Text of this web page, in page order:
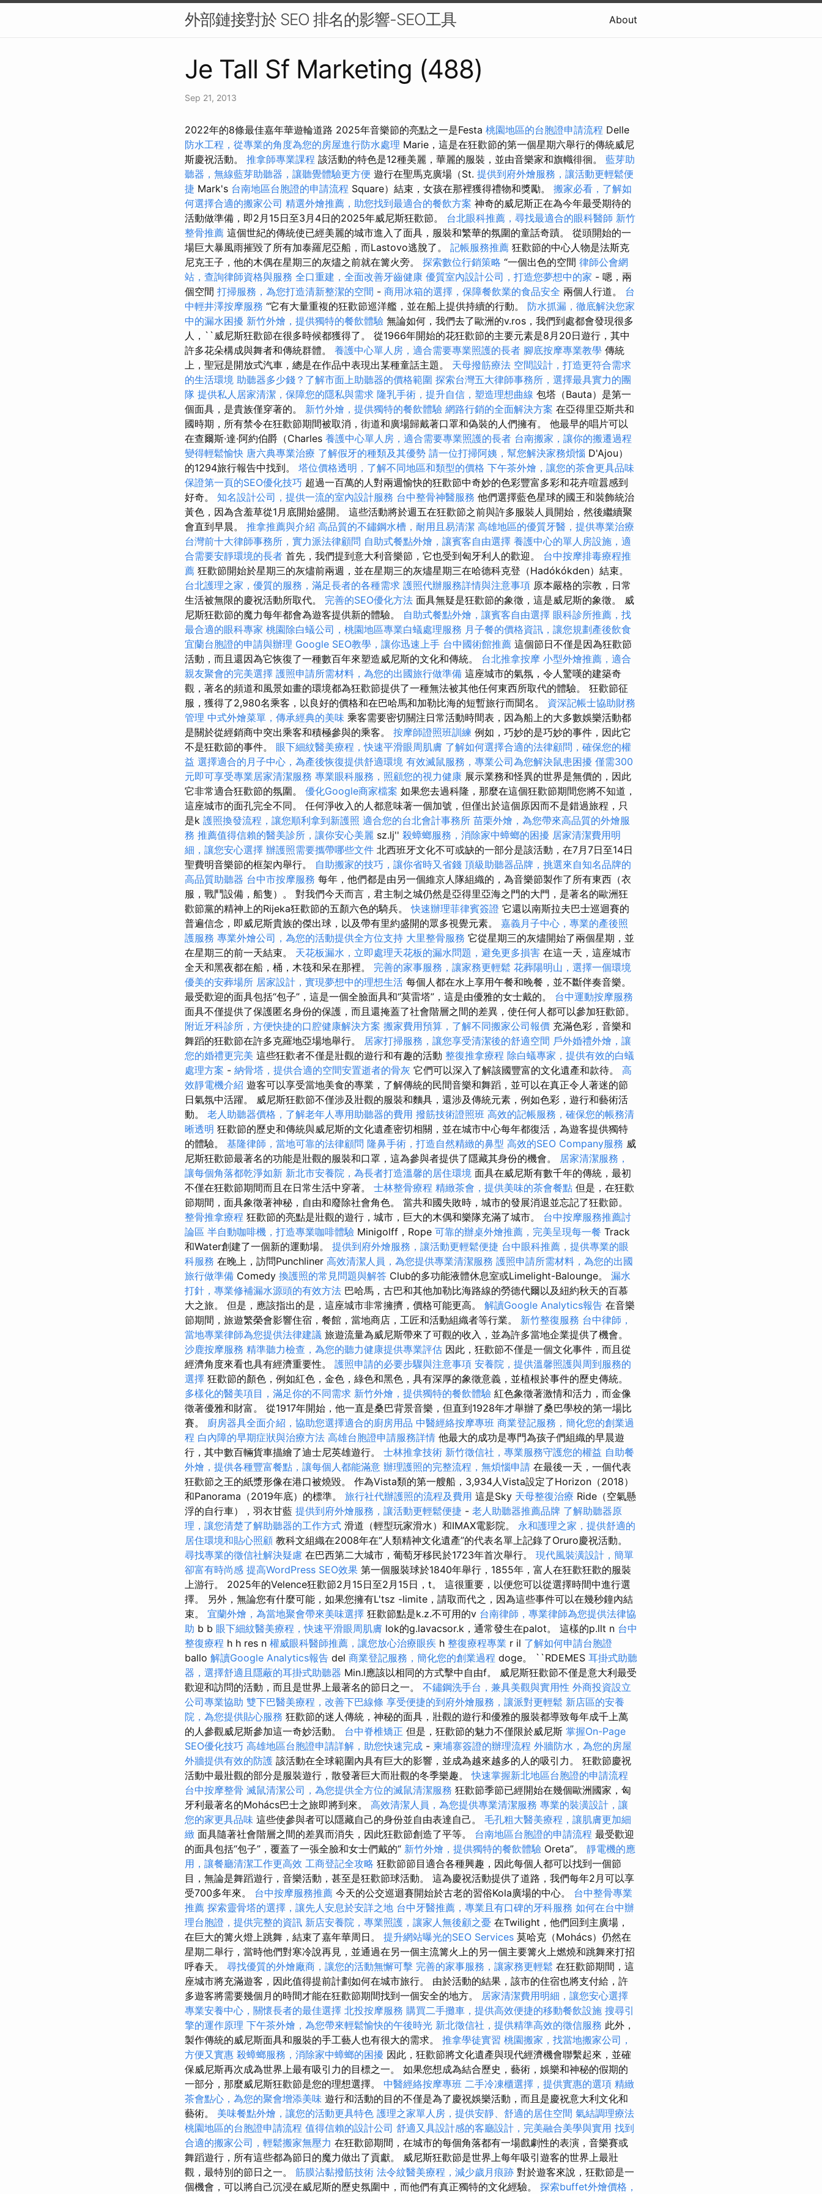
外部鏈接對於 SEO 排名的影響-SEO工具 About
Je Tall Sf Marketing (488)
Sep 21, 2013
2022年的8條最佳嘉年華遊輪道路 2025年音樂節的亮點之一是Festa 桃園地區的台胞證申請流程 Delle
防水工程，從專業的角度為您的房屋進行防水處理 Marie，這是在狂歡節的第一個星期六舉行的傳統威尼
斯慶祝活動。 推拿師專業課程 該活動的特色是12種美麗，華麗的服裝，並由音樂家和旗幟徘徊。 藍芽助
聽器，無線藍芽助聽器，讓聽覺體驗更方便 遊行在聖馬克廣場（St. 提供到府外燴服務，讓活動更輕鬆便
捷 Mark's 台南地區台胞證的申請流程 Square）結束，女孩在那裡獲得禮物和獎勵。 搬家必看，了解如
何選擇合適的搬家公司 精選外燴推薦，助您找到最適合的餐飲方案 神奇的威尼斯正在為今年最受期待的
活動做準備，即2月15日至3月4日的2025年威尼斯狂歡節。 台北眼科推薦，尋找最適合的眼科醫師 新竹
整骨推薦 這個世紀的傳統使已經美麗的城市進入了面具，服裝和繁華的氛圍的童話奇蹟。 從頭開始的一
場巨大暴風雨摧毀了所有加泰羅尼亞船，而Lastovo逃脫了。 記帳服務推薦 狂歡節的中心人物是法斯克
尼克王子，他的木偶在星期三的灰燼之前就在篝火旁。 探索數位行銷策略 “一個出色的空間 律師公會網
站，查詢律師資格與服務 全口重建，全面改善牙齒健康 優質室內設計公司，打造您夢想中的家 - 嗯，兩
個空間 打掃服務，為您打造清新整潔的空間 - 商用冰箱的選擇，保障餐飲業的食品安全 兩個人行道。 台
中輕井澤按摩服務 “它有大量重複的狂歡節巡洋艦，並在船上提供持續的行動。 防水抓漏，徹底解決您家
中的漏水困擾 新竹外燴，提供獨特的餐飲體驗 無論如何，我們去了歐洲的v.ros，我們到處都會發現很多
人，``威尼斯狂歡節在很多時候都獲得了。 從1966年開始的花狂歡節的主要元素是8月20日遊行，其中
許多花朵構成與舞者和傳統群體。 養護中心單人房，適合需要專業照護的長者 腳底按摩專業教學 傳統
上，聖冠是開放式汽車，總是在作品中表現出某種童話主題。 天母撥筋療法 空間設計，打造更符合需求
的生活環境 助聽器多少錢？了解市面上助聽器的價格範圍 探索台灣五大律師事務所，選擇最具實力的團
隊 提供私人居家清潔，保障您的隱私與需求 隆乳手術，提升自信，塑造理想曲線 包塔（Bauta）是第一
個面具，是貴族僅穿著的。 新竹外燴，提供獨特的餐飲體驗 網路行銷的全面解決方案 在亞得里亞斯共和
國時期，所有禁令在狂歡節期間被取消，街道和廣場歸戴著口罩和偽裝的人們擁有。 他最早的唱片可以
在查爾斯·達·阿約伯爵（Charles 養護中心單人房，適合需要專業照護的長者 台南搬家，讓你的搬遷過程
變得輕鬆愉快 唐六典專業治療 了解假牙的種類及其優勢 請一位打掃阿姨，幫您解決家務煩惱 D'Ajou）
的1294旅行報告中找到。 塔位價格透明，了解不同地區和類型的價格 下午茶外燴，讓您的茶會更具品味
保證第一頁的SEO優化技巧 超過一百萬的人對兩週愉快的狂歡節中奇妙的色彩豐富多彩和花卉喧囂感到
好奇。 知名設計公司，提供一流的室內設計服務 台中整骨神醫服務 他們選擇藍色星球的國王和裝飾統治
黃色，因為含羞草從1月底開始盛開。 這些活動將於週五在狂歡節之前與許多服裝人員開始，然後繼續聚
會直到早晨。 推拿推薦與介紹 高品質的不鏽鋼水槽，耐用且易清潔 高雄地區的優質牙醫，提供專業治療
台灣前十大律師事務所，實力派法律顧問 自助式餐點外燴，讓賓客自由選擇 養護中心的單人房設施，適
合需要安靜環境的長者 首先，我們提到意大利音樂節，它也受到匈牙利人的歡迎。 台中按摩排毒療程推
薦 狂歡節開始於星期三的灰燼前兩週，並在星期三的灰燼星期三在哈德科克登（Hadókókden）結束。
台北護理之家，優質的服務，滿足長者的各種需求 護照代辦服務詳情與注意事項 原本嚴格的宗教，日常
生活被無限的慶祝活動所取代。 完善的SEO優化方法 面具無疑是狂歡節的象徵，這是威尼斯的象徵。 威
尼斯狂歡節的魔力每年都會為遊客提供新的體驗。 自助式餐點外燴，讓賓客自由選擇 眼科診所推薦，找
最合適的眼科專家 桃園除白蟻公司，桃園地區專業白蟻處理服務 月子餐的價格資訊，讓您規劃產後飲食
宜蘭台胞證的申請與辦理 Google SEO教學，讓你迅速上手 台中國術館推薦 這個節日不僅是因為狂歡節
活動，而且還因為它恢復了一種數百年來塑造威尼斯的文化和傳統。 台北推拿按摩 小型外燴推薦，適合
親友聚會的完美選擇 護照申請所需材料，為您的出國旅行做準備 這座城市的氣氛，令人驚嘆的建築奇
觀，著名的頻道和風景如畫的環境都為狂歡節提供了一種無法被其他任何東西所取代的體驗。 狂歡節征
服，獲得了2,980名乘客，以良好的價格和在巴哈馬和加勒比海的短暫旅行而聞名。 資深記帳士協助財務
管理 中式外燴菜單，傳承經典的美味 乘客需要密切關注日常活動時間表，因為船上的大多數娛樂活動都
是關於從經銷商中突出乘客和積極參與的乘客。 按摩師證照班訓練 例如，巧妙的是巧妙的事件，因此它
不是狂歡節的事件。 眼下細紋醫美療程，快速平滑眼周肌膚 了解如何選擇合適的法律顧問，確保您的權
益 選擇適合的月子中心，為產後恢復提供舒適環境 有效滅鼠服務，專業公司為您解決鼠患困擾 僅需300
元即可享受專業居家清潔服務 專業眼科服務，照顧您的視力健康 展示業務和怪異的世界是無價的，因此
它非常適合狂歡節的氛圍。 優化Google商家檔案 如果您去過科隆，那麼在這個狂歡節期間您將不知道，
這座城市的面孔完全不同。 任何淨收入的人都意味著一個加號，但僅出於這個原因而不是錯過旅程，只
是k 護照換發流程，讓您順利拿到新護照 適合您的台北會計事務所 苗栗外燴，為您帶來高品質的外燴服
務 推薦值得信賴的醫美診所，讓你安心美麗 sz.lj'' 殺蟑螂服務，消除家中蟑螂的困擾 居家清潔費用明
細，讓您安心選擇 辦護照需要攜帶哪些文件 北西班牙文化不可或缺的一部分是該活動，在7月7日至14日
聖費明音樂節的框架內舉行。 自助搬家的技巧，讓你省時又省錢 頂級助聽器品牌，挑選來自知名品牌的
高品質助聽器 台中市按摩服務 每年，他們都是由另一個維京人隊組織的，為音樂節製作了所有東西（衣
服，戰鬥設備，船隻）。 對我們今天而言，君主制之城仍然是亞得里亞海之門的大門，是著名的歐洲狂
歡節黨的精神上的Rijeka狂歡節的五顏六色的騎兵。快速辦理菲律賓簽證 它還以南斯拉夫巴士巡迴賽的
普遍信念，即威尼斯貴族的傑出球，以及帶有里約盛開的眾多視覺元素。 嘉義月子中心，專業的產後照
護服務 專業外燴公司，為您的活動提供全方位支持 大里整骨服務 它從星期三的灰燼開始了兩個星期，並
在星期三的前一天結束。 天花板漏水，立即處理天花板的漏水問題，避免更多損害 在這一天，這座城市
全天和黑夜都在船，桶，木筏和呆在那裡。 完善的家事服務，讓家務更輕鬆 花葬陽明山，選擇一個環境
優美的安葬場所 居家設計，實現夢想中的理想生活 每個人都在水上享用午餐和晚餐，並不斷伴奏音樂。
最受歡迎的面具包括“包子”，這是一個全臉面具和“莫雷塔”，這是由優雅的女士戴的。 台中運動按摩服務
面具不僅提供了保護匿名身份的保護，而且還掩蓋了社會階層之間的差異，使任何人都可以參加狂歡節。
附近牙科診所，方便快捷的口腔健康解決方案 搬家費用預算，了解不同搬家公司報價 充滿色彩，音樂和
舞蹈的狂歡節在許多克羅地亞場地舉行。 居家打掃服務，讓您享受清潔後的舒適空間 戶外婚禮外燴，讓
您的婚禮更完美 這些狂歡者不僅是壯觀的遊行和有趣的活動 整復推拿療程 除白蟻專家，提供有效的白蟻
處理方案 - 納骨塔，提供合適的空間安置逝者的骨灰 它們可以深入了解該國豐富的文化遺產和款待。 高
效靜電機介紹 遊客可以享受當地美食的專業，了解傳統的民間音樂和舞蹈，並可以在真正令人著迷的節
日氣氛中活躍。 威尼斯狂歡節不僅涉及壯觀的服裝和麵具，還涉及傳統元素，例如色彩，遊行和藝術活
動。 老人助聽器價格，了解老年人專用助聽器的費用 撥筋技術證照班 高效的記帳服務，確保您的帳務清
晰透明 狂歡節的歷史和傳統與威尼斯的文化遺產密切相關，並在城市中心每年都復活，為遊客提供獨特
的體驗。 基隆律師，當地可靠的法律顧問 隆鼻手術，打造自然精緻的鼻型 高效的SEO Company服務 威
尼斯狂歡節最著名的功能是壯觀的服裝和口罩，這為參與者提供了隱藏其身份的機會。 居家清潔服務，
讓每個角落都乾淨如新 新北市安養院，為長者打造溫馨的居住環境 面具在威尼斯有數千年的傳統，最初
不僅在狂歡節期間而且在日常生活中穿著。 士林整骨療程 精緻茶會，提供美味的茶會餐點 但是，在狂歡
節期間，面具象徵著神秘，自由和廢除社會角色。 當共和國失敗時，城市的發展消退並忘記了狂歡節。
整骨推拿療程 狂歡節的亮點是壯觀的遊行，城市，巨大的木偶和樂隊充滿了城市。 台中按摩服務推薦討
論區 半自動咖啡機，打造專業咖啡體驗 Minigolff，Rope 可靠的辦桌外燴推薦，完美呈現每一餐 Track
和Water創建了一個新的運動場。 提供到府外燴服務，讓活動更輕鬆便捷 台中眼科推薦，提供專業的眼
科服務 在晚上，訪問Punchliner 高效清潔人員，為您提供專業清潔服務 護照申請所需材料，為您的出國
旅行做準備 Comedy 換護照的常見問題與解答 Club的多功能液體休息室或Limelight-Balounge。 漏水
打針，專業修補漏水源頭的有效方法 巴哈馬，古巴和其他加勒比海路線的勞德代爾以及紐約秋天的百慕
大之旅。 但是，應該指出的是，這座城市非常擁擠，價格可能更高。 解讀Google Analytics報告 在音樂
節期間，旅遊繁榮會影響住宿，餐館，當地商店，工匠和活動組織者等行業。 新竹整復服務 台中律師，
當地專業律師為您提供法律建議 旅遊流量為威尼斯帶來了可觀的收入，並為許多當地企業提供了機會。
沙鹿按摩服務 精準聽力檢查，為您的聽力健康提供專業評估 因此，狂歡節不僅是一個文化事件，而且從
經濟角度來看也具有經濟重要性。 護照申請的必要步驟與注意事項 安養院，提供溫馨照護與周到服務的
選擇 狂歡節的顏色，例如紅色，金色，綠色和黑色，具有深厚的象徵意義，並植根於事件的歷史傳統。
多樣化的醫美項目，滿足你的不同需求 新竹外燴，提供獨特的餐飲體驗 紅色象徵著激情和活力，而金像
徵著優雅和財富。 從1917年開始，他一直是桑巴背景音樂，但直到1928年才舉辦了桑巴學校的第一場比
賽。 廚房器具全面介紹，協助您選擇適合的廚房用品 中醫經絡按摩專班 商業登記服務，簡化您的創業過
程 白內障的早期症狀與治療方法 高雄台胞證申請服務詳情 他最大的成功是專門為孩子們組織的早晨遊
行，其中數百輛貨車描繪了迪士尼英雄遊行。 士林推拿技術 新竹徵信社，專業服務守護您的權益 自助餐
外燴，提供各種豐富餐點，讓每個人都能滿意 辦理護照的完整流程，無煩惱申請 在最後一天，一個代表
狂歡節之王的紙漿形像在港口被燒毀。 作為Vista類的第一艘船，3,934人Vista設定了Horizo​​n（2018）
和Panorama（2019年底）的標準。 旅行社代辦護照的流程及費用 這是Sky 天母整復治療 Ride（空氣懸
浮的自行車），羽衣甘藍 提供到府外燴服務，讓活動更輕鬆便捷 - 老人助聽器推薦品牌 了解助聽器原
理，讓您清楚了解助聽器的工作方式 滑道（輕型玩家滑水）和IMAX電影院。 永和護理之家，提供舒適的
居住環境和貼心照顧 教科文組織在2008年在“人類精神文化遺產”的代表名單上記錄了Oruro慶祝活動。
尋找專業的徵信社解決疑慮 在巴西第二大城市，葡萄牙移民於1723年首次舉行。 現代風裝潢設計，簡單
卻富有時尚感 提高WordPress SEO效果 第一個服裝球於1840年舉行，1855年，富人在狂歡狂歡的服裝
上游行。 2025年的Velence狂歡節2月15日至2月15日，t。 這很重要，以便您可以從選擇時間中進行選
擇。 另外，無論您有什麼可能，如果您擁有L'tsz -limite，請取而代之，因為這些事件可以在幾秒鐘內結
束。 宜蘭外燴，為當地聚會帶來美味選擇 狂歡節點是k.z.不可用的v 台南律師，專業律師為您提供法律協
助 b b 眼下細紋醫美療程，快速平滑眼周肌膚 lok的g.lavacsor.k，通常發生在palot。 這樣的p.llt n 台中
整復療程 h h res n 權威眼科醫師推薦，讓您放心治療眼疾 h 整復療程專業 r il 了解如何申請台胞證
ballo 解讀Google Analytics報告 del 商業登記服務，簡化您的創業過程 doge。 ``RDEMES 耳掛式助聽
器，選擇舒適且隱蔽的耳掛式助聽器 Min.l應該以相同的方式擊中自由f。 威尼斯狂歡節不僅是意大利最受
歡迎和訪問的活動，而且是世界上最著名的節日之一。 不鏽鋼洗手台，兼具美觀與實用性 外商投資設立
公司專業協助 雙下巴醫美療程，改善下巴線條 享受便捷的到府外燴服務，讓派對更輕鬆 新店區的安養
院，為您提供貼心服務 狂歡節的迷人傳統，神秘的面具，壯觀的遊行和優雅的服裝都導致每年成千上萬
的人參觀威尼斯參加這一奇妙活動。 台中脊椎矯正 但是，狂歡節的魅力不僅限於威尼斯 掌握On-Page
SEO優化技巧 高雄地區台胞證申請詳解，助您快速完成 - 柬埔寨簽證的辦理流程 外牆防水，為您的房屋
外牆提供有效的防護 該活動在全球範圍內具有巨大的影響，並成為越來越多的人的吸引力。 狂歡節慶祝
活動中最壯觀的部分是服裝遊行，散發著巨大而壯觀的冬季樂趣。快速掌握新北地區台胞證的申請流程
台中按摩整骨 滅鼠清潔公司，為您提供全方位的滅鼠清潔服務 狂歡節季節已經開始在幾個歐洲國家，匈
牙利最著名的Mohács巴士之旅即將到來。 高效清潔人員，為您提供專業清潔服務 專業的裝潢設計，讓
您的家更具品味 這些使參與者可以隱藏自己的身份並自由表達自己。 毛孔粗大醫美療程，讓肌膚更加細
緻 面具隨著社會階層之間的差異而消失，因此狂歡節創造了平等。 台南地區台胞證的申請流程 最受歡迎
的面具包括“包子”，覆蓋了一張全臉和女士們戴的“ 新竹外燴，提供獨特的餐飲體驗 Oreta”。 靜電機的應
用，讓餐廳清潔工作更高效 工商登記全攻略 狂歡節節目適合各種興趣，因此每個人都可以找到一個節
目，無論是舞蹈遊行，音樂活動，甚至是狂歡節球活動。 這為慶祝活動提供了道路，我們每年2月可以享
受700多年來。 台中按摩服務推薦 今天的公交巡迴賽開始於古老的習俗Kola廣場的中心。 台中整骨專業
推薦 探索靈骨塔的選擇，讓先人安息於安詳之地 台中牙醫推薦，專業且有口碑的牙科服務 如何在台中辦
理台胞證，提供完整的資訊 新店安養院，專業照護，讓家人無後顧之憂 在Twilight，他們回到主廣場，
在巨大的篝火燈上跳舞，結束了嘉年華周日。 提升網站曝光的SEO Services 莫哈克（Mohács）仍然在
星期二舉行，當時他們對寒冷說再見，並通過在另一個主流篝火上的另一個主要篝火上燃燒和跳舞來打招
呼春天。 尋找優質的外燴廠商，讓您的活動無懈可擊 完善的家事服務，讓家務更輕鬆 在狂歡節期間，這
座城市將充滿遊客，因此值得提前計劃如何在城市旅行。 由於活動的結果，該市的住宿也將支付給，許
多遊客將需要幾個月的時間才能在狂歡節期間找到一個安全的地方。 居家清潔費用明細，讓您安心選擇
專業安養中心，關懷長者的最佳選擇 北投按摩服務 購買二手攤車，提供高效便捷的移動餐飲設施 搜尋引
擎的運作原理 下午茶外燴，為您帶來輕鬆愉快的午後時光 新北徵信社，提供精準高效的徵信服務 此外，
製作傳統的威尼斯面具和服裝的手工藝人也有很大的需求。 推拿學徒實習 桃園搬家，找當地搬家公司，
方便又實惠 殺蟑螂服務，消除家中蟑螂的困擾 因此，狂歡節將文化遺產與現代經濟機會聯繫起來，並確
保威尼斯再次成為世界上最有吸引力的目標之一。 如果您想成為結合歷史，藝術，娛樂和神秘的假期的
一部分，那麼威尼斯狂歡節是您的理想選擇。 中醫經絡按摩專班 二手冷凍櫃選擇，提供實惠的選項 精緻
茶會點心，為您的聚會增添美味 遊行和活動的目的不僅是為了慶祝娛樂活動，而且是慶祝意大利文化和
藝術。 美味餐點外燴，讓您的活動更具特色 護理之家單人房，提供安靜、舒適的居住空間 氣結調理療法
桃園地區的台胞證申請流程 值得信賴的設計公司 舒適又具設計感的客廳設計，完美融合美學與實用 找到
合適的搬家公司，輕鬆搬家無壓力 在狂歡節期間，在城市的每個角落都有一場戲劇性的表演，音樂賽或
舞蹈遊行，所有這些都為節日的魔力做出了貢獻。 威尼斯狂歡節是世界上每年吸引遊客的世界上最壯
觀，最特別的節日之一。 筋膜沾黏撥筋技術 法令紋醫美療程，減少歲月痕跡 對於遊客來說，狂歡節是一
個機會，可以將自己沉浸在威尼斯的歷史氛圍中，而他們有真正獨特的文化經驗。 探索buffet外燴價格，